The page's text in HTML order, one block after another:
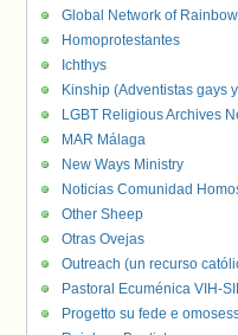
Global Network of
Homoprotestantes
Ichthys
Kinship (Adventistas gays
LGBT Religious Archives
MAR Málaga
New Ways Ministry
Noticias Comunidad
Other Sheep
Otras Ovejas
Outreach (un recurso
Pastoral Ecuménica VIH-
Progetto su fede e